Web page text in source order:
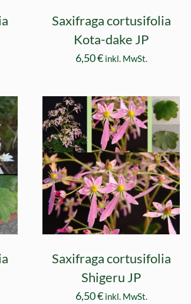
Saxifraga cortusifolia
Kota-dake JP
6,50€ inkl. MwSt.
Saxifraga cortusifolia
Shigeru JP
6,50€ inkl. MwSt.